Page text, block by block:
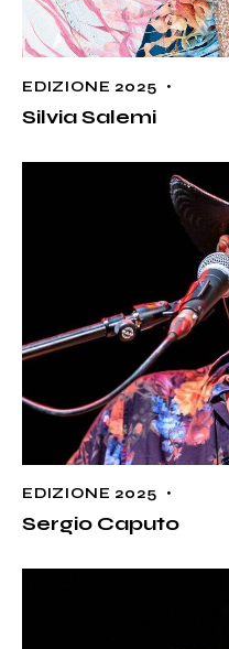
EDIZIONE 2025
Silvia Salemi
EDIZIONE 2025
Sergio Caputo